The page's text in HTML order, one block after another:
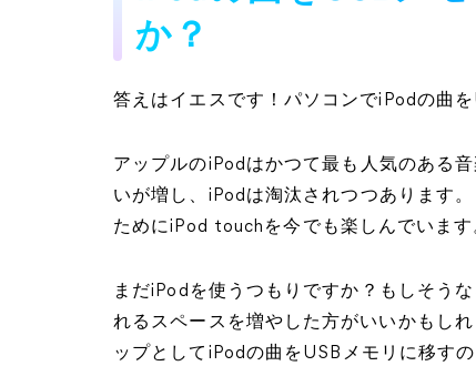
か？
答えはイエスです！パソコンでiPodの曲
アップルのiPodはかつて最も人気のある
いが増し、iPodは淘汰されつつあります
ためにiPod touchを今でも楽しんでいます
まだiPodを使うつもりですか？もしそう
れるスペースを増やした方がいいかもし
ップとしてiPodの曲をUSBメモリに移す